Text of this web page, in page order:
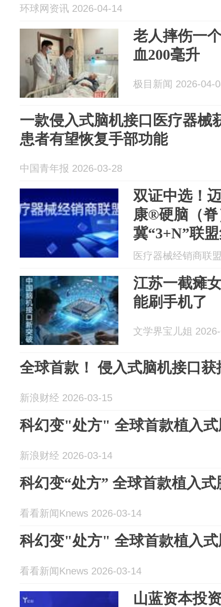
环球网资讯 2026-04-14
老人摔伤一
血200毫升
极目新闻 2026-04-
一款侵入式脑机接口医疗器械
患者有望恢复手部功能
中国青年报 2026-03-28
双证中选！
康®硬脑（
冀“3+N”联
医疗器械经销商联
江苏一截瘫
能刷手机了
文学界宝儿姐
全球首款！ 侵入式脑机接口获
新浪财经 2026-03-15
科幻变"处方" 全球首款植入
新浪财经 2026-03-14
科幻变“处方” 全球首款植入
看看新闻Knews 2026-03-14
科幻变"处方" 全球首款植入
看看新闻Knews 2026-03-14
山蓝资本投